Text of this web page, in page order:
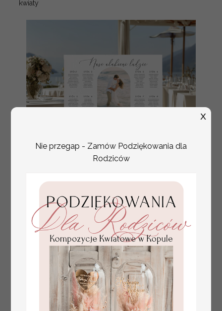
kwiaty
plan stołów
weselnych
usadzenie gości na
weselu, tablica
informacyjna dla
gości weselnych,
plan stołów na
weselu ze zdjęciem
Pary Młodej, plan
usadzenia gości
Promocja:
100 PLN
/125.00 PLN
Nie przegap - Zamów Podziękowania dla
Rodziców
X